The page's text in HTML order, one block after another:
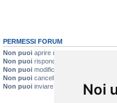
Noi
PERMESSI FORUM
Non puoi aprire nuovi argomenti
Non puoi rispondere negli argomenti
Non puoi modificare i tuoi messaggi
Non puoi cancellare i tuoi messaggi
Non puoi inviare allegati